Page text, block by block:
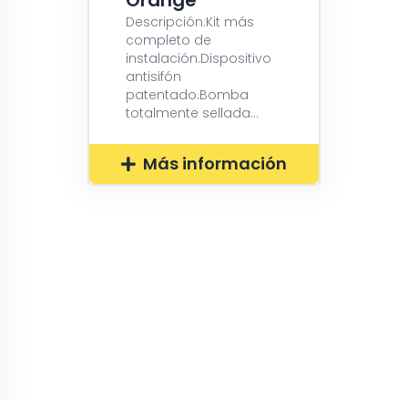
Descripción:Kit más
completo de
instalación.Dispositivo
antisifón
patentado.Bomba
totalmente sellada...
Más información